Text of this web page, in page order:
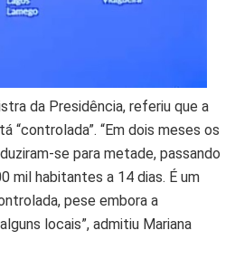
da Presidência, referiu que a
“controlada”. “Em dois meses os
se para metade, passando
mil habitantes a 14 dias. É um
pese embora a
locais”, admitiu Mariana